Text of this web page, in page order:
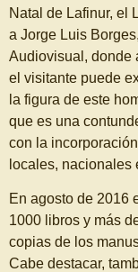
Natal de Lafinur, el
a Jorge Luis
Audiovisual, donde
el visitante puede
la figura de este
que es una
con la
locales, nacionales
En agosto de 2016
1000 libros y más
copias de los
Cabe destacar,